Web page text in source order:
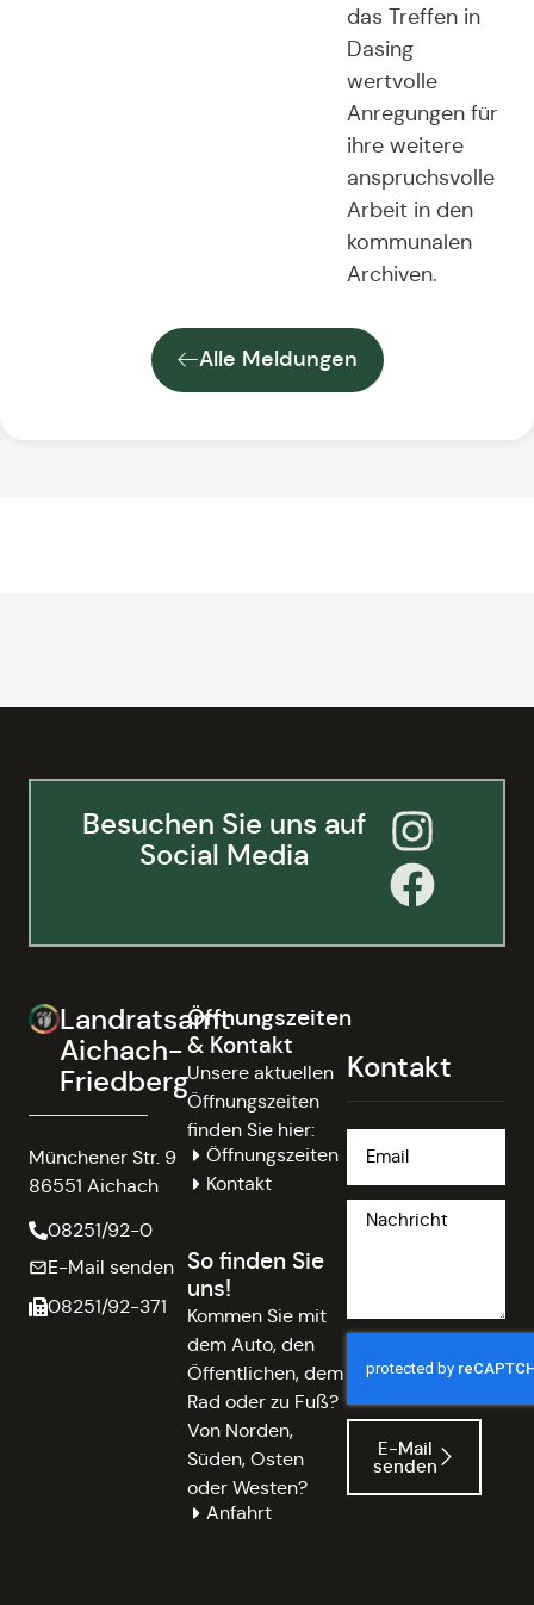
das Treffen in
Dasing
wertvolle
Anregungen für
ihre weitere
anspruchsvolle
Arbeit in den
kommunalen
Archiven.
Alle Meldungen
Besuchen Sie uns auf
Social Media
Landratsamt
Aichach-
Friedberg
Münchener Str. 9
86551 Aichach
08251/92-0
E-Mail senden
08251/92-371
Öffnungszeiten
& Kontakt
Unsere aktuellen
Öffnungszeiten
finden Sie hier:
Öffnungszeiten
Kontakt
So finden Sie
uns!
Kommen Sie mit
dem Auto, den
Öffentlichen, dem
Rad oder zu Fuß?
Von Norden,
Süden, Osten
oder Westen?
Anfahrt
Kontakt
E-Mail
senden